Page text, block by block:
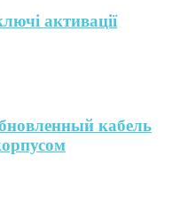
активації
кабель